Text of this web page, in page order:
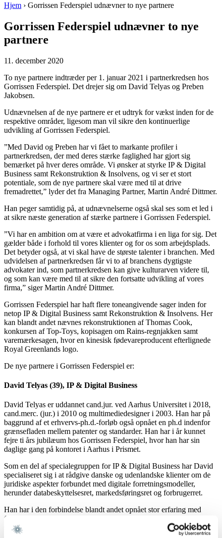
Hjem › Gorrissen Federspiel udnævner to nye partnere
Gorrissen Federspiel udnævner to nye
partnere
11. december 2020
To nye partnere indtræder per 1. januar 2021 i partnerkredsen hos
Gorrissen Federspiel. Det drejer sig om David Telyas og Preben
Jakobsen.
Udnævnelsen af de nye partnere er et udtryk for vækst inden for de
respektive områder, ligesom man vil sikre den kontinuerlige
udvikling af Gorrissen Federspiel.
”Med David og Preben har vi fået to markante profiler i
partnerkredsen, der med deres stærke faglighed har gjort sig
bemærket på hver deres område. Vi ønsker at styrke IP & Digital
Business samt Rekonstruktion & Insolvens, og vi ser et stort
potentiale, som de nye partnere skal være med til at drive
fremadrettet,” lyder det fra Managing Partner, Martin André Dittmer.
Han peger samtidig på, at udnævnelserne også skal ses som et led i
at sikre næste generation af stærke partnere i Gorrissen Federspiel.
”Vi har en ambition om at være et advokatfirma i en liga for sig. Det
gælder både i forhold til vores klienter og for os som arbejdsplads.
Det betyder også, at vi skal have de største talenter i branchen. Med
udvidelsen af partnerkredsen får vi to af branchens dygtigste
advokater ind, som partnerkredsen kan give kulturarven videre til,
og som kan være med til at sikre den fortsatte udvikling af vores
firma,” siger Martin André Dittmer.
Gorrissen Federspiel har haft flere toneangivende sager inden for
netop IP & Digital Business samt Rekonstruktion & Insolvens. Her
kan blandt andet nævnes rekonstruktionen af Thomas Cook,
konkursen af Top-Toys, kopisagen om Rains-regnjakken samt
varemærkesagen, hvor en kinesisk fødevareproducent efterlignede
Royal Greenlands logo.
De nye partnere i Gorrissen Federspiel er:
David Telyas (39), IP & Digital Business
David Telyas er uddannet cand.jur. ved Aarhus Universitet i 2018,
cand.merc. (jur.) i 2010 og multimediedesigner i 2003. Han har på
baggrund af et erhvervs-ph.d.-forløb også opnået en ph.d indenfor
grænsefladen mellem patenter og standarder. Han har i år kunnet
fejre ti års jubilæum hos Gorrissen Federspiel, hvor han har sin
daglige gang på kontoret i Aarhus i Prismet.
Som en del af specialegruppen for IP & Digital Business har David
specialiseret sig i at rådgive danske og udenlandske klienter om de
juridiske aspekter forbundet med digitale forretningsmodeller,
herunder databeskyttelsesret, markedsføringsret og forbrugerret.
Han har i den forbindelse blandt andet opnået stor erfaring med
forhold, der vedrører e-handelsplatforme, online markedsføring,
softwareudvikling og brugen af data.